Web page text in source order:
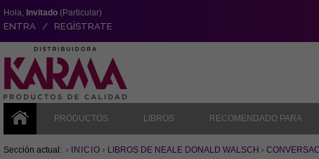
Hola, Invitado (Particular)
ENTRA / REGÍSTRATE
PRODUCTOS LIBROS RECOMENDADO PARA
Sección actual: INICIO LIBROS DE NEALE DONALD WALSCH